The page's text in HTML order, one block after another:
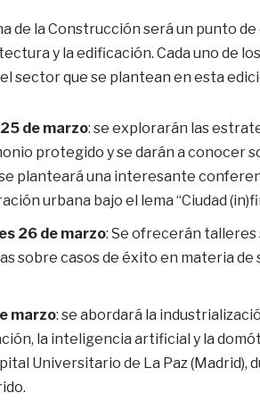
de la Construcción será un punto
y la edificación. Cada uno de
sector que se plantean en esta
de marzo: se explorarán las
protegido y se darán a conocer
planteará una interesante
urbana bajo el lema “Ciudad
26 de marzo: Se ofrecerán
sobre casos de éxito en materia
marzo: se abordará la
la inteligencia artificial y la
Universitario de La Paz (Madrid),